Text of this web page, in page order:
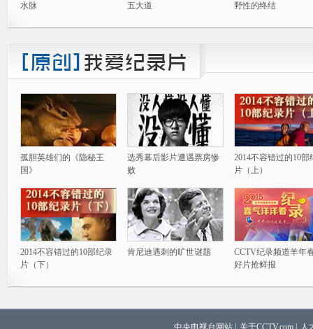
水脉 五大道 野性的终结
孤胆英雄们的《隐秘王
国》
选秀幕后影片遭遇票房惨
败
2014不容错过的10部
片（上）
2014不容错过的10部纪录
片（下）
肯尼迪遇刺的旷世谜题
CCTV纪录频道羊年
好片抢鲜报
中央电视台网站 关于CCTV.com 人